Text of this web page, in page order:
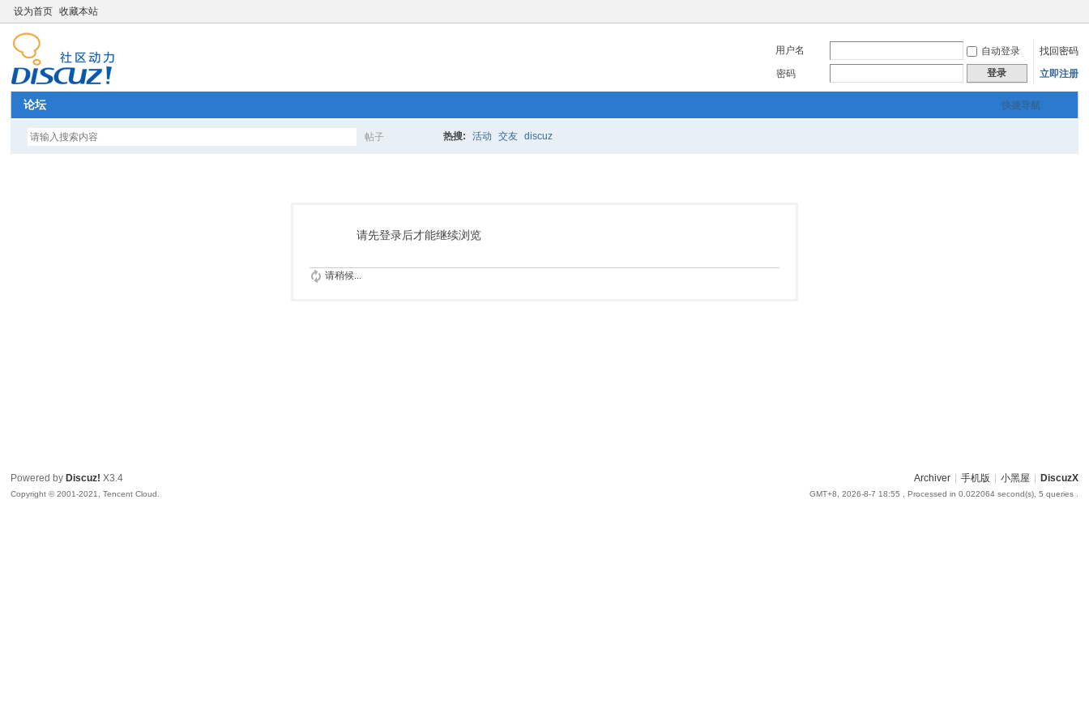
设为首页 收藏本站
用户名 自动登录
找回密码
密码
登录 立即注册
快捷导航
论坛
帖子
索
热搜: 活动 交友 discuz
请先登录后才能继续浏览
请稍候...
Archiver 手机版 小黑屋 DiscuzX
GMT+8, 2026-8-7 18:55 , Processed in 0.022064 second(s), 5 queries .
Powered by Discuz! X3.4
Copyright © 2001-2021, Tencent Cloud.